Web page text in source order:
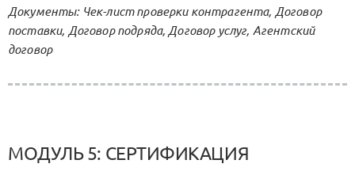
Документы: Чек-лист проверки контрагента, Договор
поставки, Договор подряда, Договор услуг, Агентский
договор
МОДУЛЬ 5: СЕРТИФИКАЦИЯ